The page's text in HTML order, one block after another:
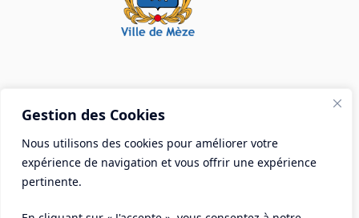
Gestion des Cookies
Nous utilisons des cookies pour améliorer votre
expérience de navigation et vous offrir une expérience
pertinente.
Mairie de Mèze
Place Aristide Briand - BP 28 34140 Mèze
Tél :04 67 18 30 30
Mail :